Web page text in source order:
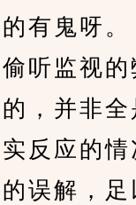
有鬼呀。
监视的
，并非全
反应的情
误解，足